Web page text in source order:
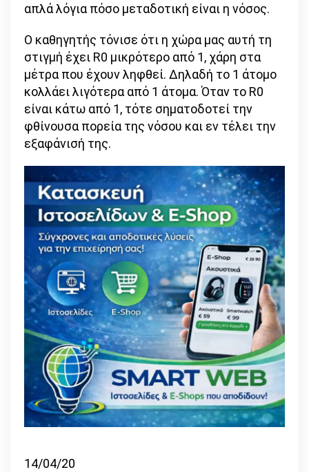
απλά λόγια πόσο μεταδοτική είναι η νόσος.
Ο καθηγητής τόνισε ότι η χώρα μας αυτή τη
στιγμή έχει R0 μικρότερο από 1, χάρη στα
μέτρα που έχουν ληφθεί. Δηλαδή το 1 άτομο
κολλάει λιγότερα από 1 άτομα. Όταν το R0
είναι κάτω από 1, τότε σηματοδοτεί την
φθίνουσα πορεία της νόσου και εν τέλει την
εξαφάνισή της.
14/04/20